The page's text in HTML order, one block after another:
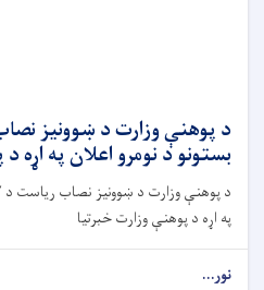
بستونو د نومرو اعلان په اړه
په اړه د پوهنې وزارت خبرتیا
نور...